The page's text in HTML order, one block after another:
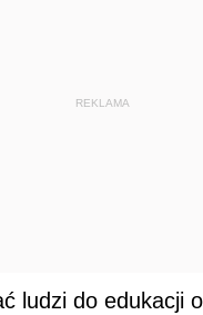
REKLAMA
ludzi do edukacji